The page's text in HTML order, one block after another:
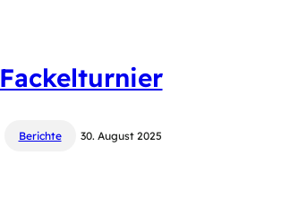
Fackelturnier
Berichte 30. August 2025